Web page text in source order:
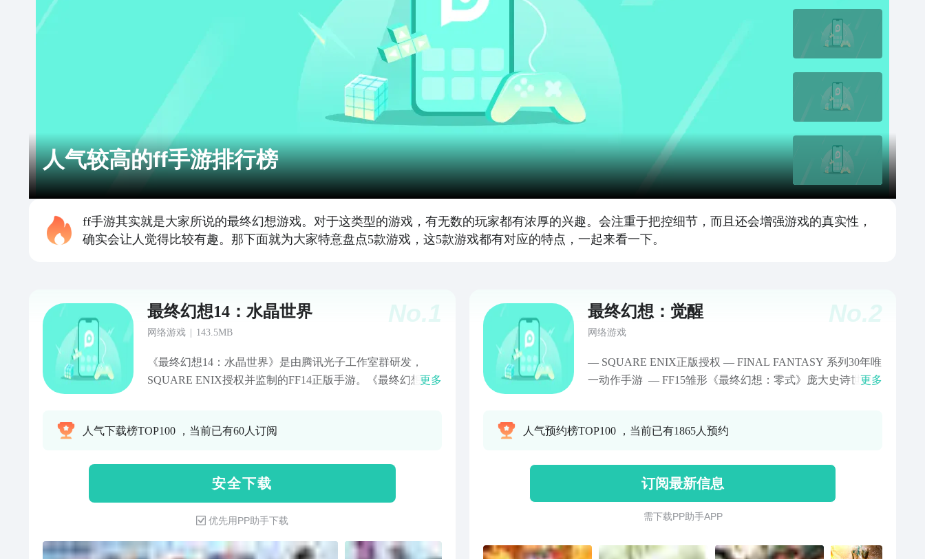
人气较高的ff手游排行榜
ff手游其实就是大家所说的最终幻想游戏。对于这类型的游戏，有无数的玩家都有浓厚的兴趣。会注重于把控细节，而且还会增强游戏的真实性，
确实会让人觉得比较有趣。那下面就为大家特意盘点5款游戏，这5款游戏都有对应的特点，一起来看一下。
No.1
最终幻想14：水晶世界
网络游戏 143.5MB
《最终幻想14：水晶世界》是由腾讯光子工作室群研发，
SQUARE ENIX授权并监制的FF14正版手游。《最终幻想
大奖，深受全球数千万玩家喜爱。FF14手游继承了端游的经
地呈现在移动设备上，为玩家提供了随时随地畅游艾欧泽亚
的便利。在这个世界，你可以体验史诗宏大的剧情故事，感
受舞台剧般的战斗表演，结识真挚互助的同行伙伴。 丰富多
样的种族体验，多种战斗职业随心切换，闲暇时间休闲钓
鱼，来金碟游乐场打牌、赛鸟，参与丰富的季节活动，在掌
更多
人气下载榜TOP100 ，当前已有60人订阅
安 全 下 载
优先用PP助手下载
No.2
最终幻想：觉醒
网络游戏
— SQUARE ENIX正版授权 — FINAL FANTASY 系列30年唯
一动作手游 — FF15雏形《最终幻想：零式》庞大史诗世界
日文配音 — 最终幻想15多个召唤兽强势加入
更多
人气预约榜TOP100 ，当前已有1865人预约
订阅最新信息
需 下 载 P P 助 手 A P P